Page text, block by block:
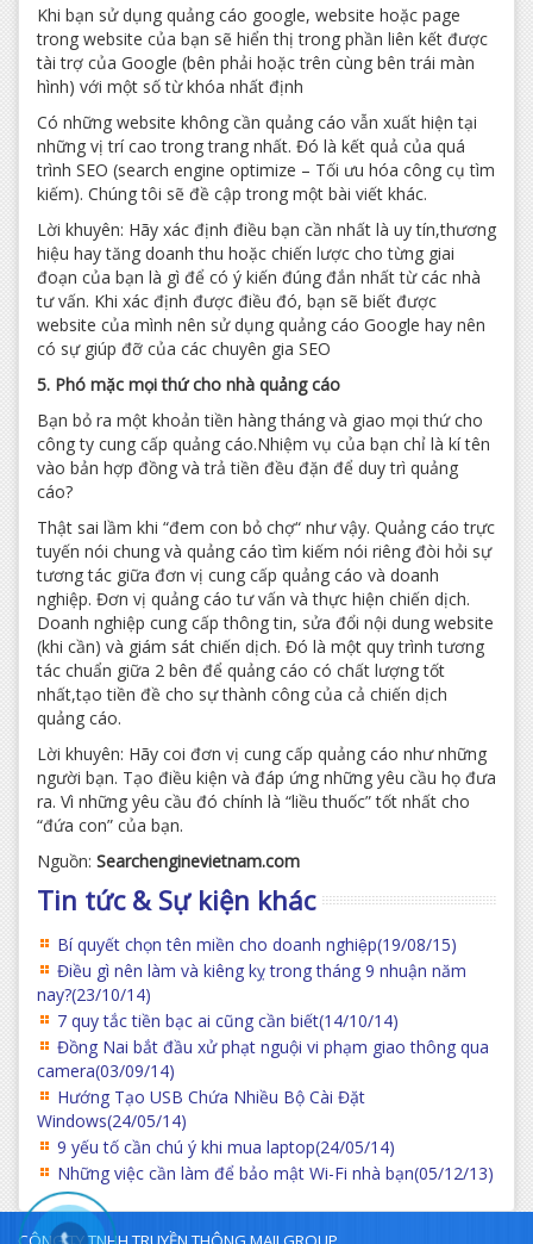
Khi bạn sử dụng quảng cáo google, website hoặc page
trong website của bạn sẽ hiển thị trong phần liên kết được
tài trợ của Google (bên phải hoặc trên cùng bên trái màn
hình) với một số từ khóa nhất định
Có những website không cần quảng cáo vẫn xuất hiện tại
những vị trí cao trong trang nhất. Đó là kết quả của quá
trình SEO (search engine optimize – Tối ưu hóa công cụ tìm
kiếm). Chúng tôi sẽ đề cập trong một bài viết khác.
Lời khuyên: Hãy xác định điều bạn cần nhất là uy tín,thương
hiệu hay tăng doanh thu hoặc chiến lược cho từng giai
đoạn của bạn là gì để có ý kiến đúng đắn nhất từ các nhà
tư vấn. Khi xác định được điều đó, bạn sẽ biết được
website của mình nên sử dụng quảng cáo Google hay nên
có sự giúp đỡ của các chuyên gia SEO
5. Phó mặc mọi thứ cho nhà quảng cáo
Bạn bỏ ra một khoản tiền hàng tháng và giao mọi thứ cho
công ty cung cấp quảng cáo.Nhiệm vụ của bạn chỉ là kí tên
vào bản hợp đồng và trả tiền đều đặn để duy trì quảng
cáo?
Thật sai lầm khi “đem con bỏ chợ“ như vậy. Quảng cáo trực
tuyến nói chung và quảng cáo tìm kiếm nói riêng đòi hỏi sự
tương tác giữa đơn vị cung cấp quảng cáo và doanh
nghiệp. Đơn vị quảng cáo tư vấn và thực hiện chiến dịch.
Doanh nghiệp cung cấp thông tin, sửa đổi nội dung website
(khi cần) và giám sát chiến dịch. Đó là một quy trình tương
tác chuẩn giữa 2 bên để quảng cáo có chất lượng tốt
nhất,tạo tiền đề cho sự thành công của cả chiến dịch
quảng cáo.
Lời khuyên: Hãy coi đơn vị cung cấp quảng cáo như những
người bạn. Tạo điều kiện và đáp ứng những yêu cầu họ đưa
ra. Vì những yêu cầu đó chính là “liều thuốc” tốt nhất cho
“đứa con” của bạn.
Nguồn: Searchenginevietnam.com
Tin tức & Sự kiện khác
Bí quyết chọn tên miền cho doanh nghiệp(19/08/15)
Điều gì nên làm và kiêng kỵ trong tháng 9 nhuận năm
nay?(23/10/14)
7 quy tắc tiền bạc ai cũng cần biết(14/10/14)
Đồng Nai bắt đầu xử phạt nguội vi phạm giao thông qua
camera(03/09/14)
Hướng Tạo USB Chứa Nhiều Bộ Cài Đặt
Windows(24/05/14)
9 yếu tố cần chú ý khi mua laptop(24/05/14)
Những việc cần làm để bảo mật Wi-Fi nhà bạn(05/12/13)